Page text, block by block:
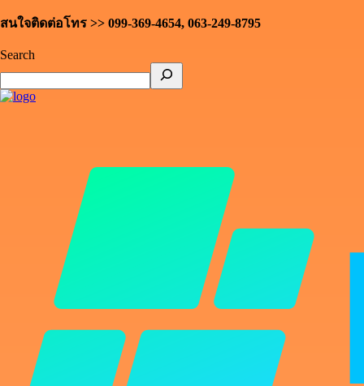
สนใจติดต่อโทร >> 099-369-4654, 063-249-8795
Search